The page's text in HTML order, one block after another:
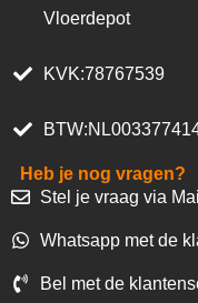
Vloerdepot
KVK:78767539
Heb je nog vragen?
Stel je vraag via Mail
Whatsapp met de
Bel met de